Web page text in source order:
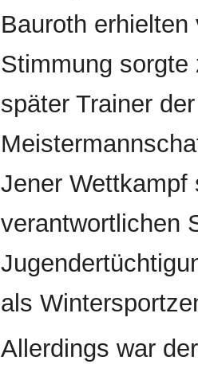
Bauroth
Stimmung
später Trainer
Jener Wettkampf
verantwortlichen
als
Allerdings war